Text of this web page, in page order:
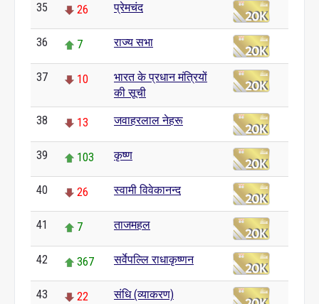
35 26 प्रेमचंद
36 7 राज्य सभा
37 10
भारत के प्रधान मंत्रियों
की सूची
38 13 जवाहरलाल नेहरू
39 103 कृष्ण
40 26 स्वामी विवेकानन्द
41 7 ताजमहल
42 367 सर्वेपल्लि राधाकृष्णन
43 22 संधि (व्याकरण)